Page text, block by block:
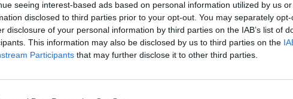
seeing interest-based ads based on personal information utilized by us
disclosed to third parties prior to your opt-out. You may separately
disclosure of your personal information by third parties on the IAB’s list of
This information may also be disclosed by us to third parties on the
Participants that may further disclose it to other third parties.